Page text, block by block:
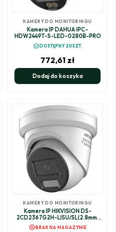
KAMERY DO MONITORINGU
Kamera IP DAHUA IPC-
HDW2449T-S-LED-0280B-PRO
check_circle DOSTĘPNY 20SZT.
772,61 zł
Dodaj do koszyka
KAMERY DO MONITORINGU
Kamera IP HIKVISION DS-
2CD2367G2H-LISU/SL(2.8mm)
(eF) PL
cancel BRAK NA MAGAZYNIE